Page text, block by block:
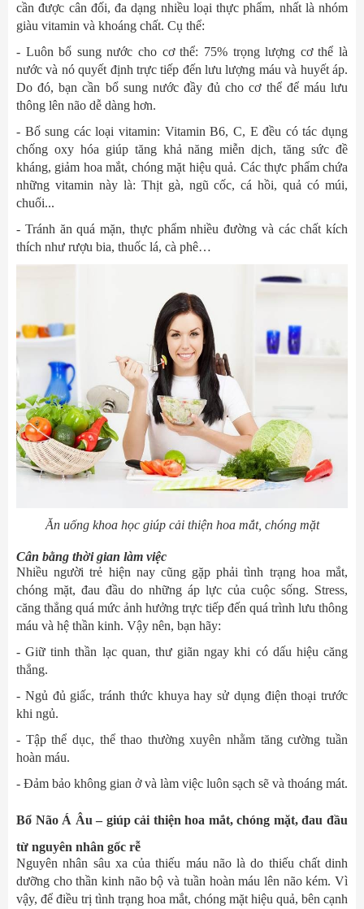
cần được cân đối, đa dạng nhiều loại thực phẩm, nhất là nhóm
giàu vitamin và khoáng chất. Cụ thể:
- Luôn bổ sung nước cho cơ thể: 75% trọng lượng cơ thể là
nước và nó quyết định trực tiếp đến lưu lượng máu và huyết áp.
Do đó, bạn cần bổ sung nước đầy đủ cho cơ thể để máu lưu
thông lên não dễ dàng hơn.
- Bổ sung các loại vitamin: Vitamin B6, C, E đều có tác dụng
chống oxy hóa giúp tăng khả năng miễn dịch, tăng sức đề
kháng, giảm hoa mắt, chóng mặt hiệu quả. Các thực phẩm chứa
những vitamin này là: Thịt gà, ngũ cốc, cá hồi, quả có múi,
chuối...
- Tránh ăn quá mặn, thực phẩm nhiều đường và các chất kích
thích như rượu bia, thuốc lá, cà phê…
Ăn uống khoa học giúp cải thiện hoa mắt, chóng mặt
Cân bằng thời gian làm việc
Nhiều người trẻ hiện nay cũng gặp phải tình trạng hoa mắt,
chóng mặt, đau đầu do những áp lực của cuộc sống. Stress,
căng thẳng quá mức ảnh hưởng trực tiếp đến quá trình lưu thông
máu và hệ thần kinh. Vậy nên, bạn hãy:
- Giữ tinh thần lạc quan, thư giãn ngay khi có dấu hiệu căng
thẳng.
- Ngủ đủ giấc, tránh thức khuya hay sử dụng điện thoại trước
khi ngủ.
- Tập thể dục, thể thao thường xuyên nhằm tăng cường tuần
hoàn máu.
- Đảm bảo không gian ở và làm việc luôn sạch sẽ và thoáng mát.
Bổ Não Á Âu – giúp cải thiện hoa mắt, chóng mặt, đau đầu
từ nguyên nhân gốc rễ
Nguyên nhân sâu xa của thiếu máu não là do thiếu chất dinh
dưỡng cho thần kinh não bộ và tuần hoàn máu lên não kém. Vì
vậy, để điều trị tình trạng hoa mắt, chóng mặt hiệu quả, bên cạnh